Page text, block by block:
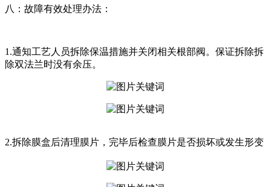
八：故障有效处理办法：
1.通知工艺人员拆除保温措施并关闭相关根部阀。保证拆除拆
除双法兰时没有余压。
2.拆除膜盒后清理膜片，完毕后检查膜片是否损坏或发生形变